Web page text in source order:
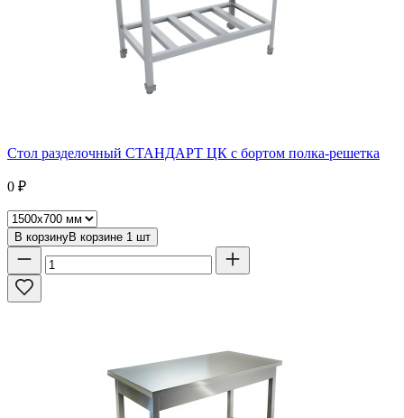
Стол разделочный СТАНДАРТ ЦК с бортом полка-решетка
0 ₽
В корзинуВ корзине 1 шт